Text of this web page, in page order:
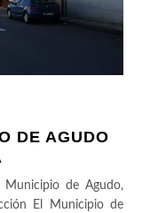
DE AGUDO
Municipio de Agudo,
El Municipio de